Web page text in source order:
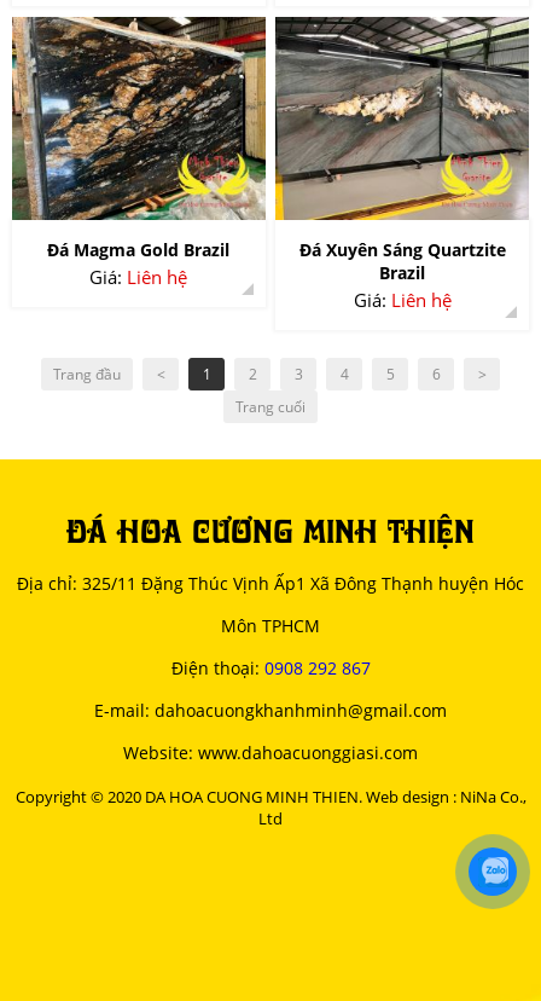
Đá Magma Gold Brazil
Giá: Liên hệ
Đá Xuyên Sáng Quartzite
Brazil
Giá: Liên hệ
Trang đầu < 1 2 3 4 5 6
>
Trang cuối
ĐÁ HOA CƯƠNG MINH THIỆN
Địa chỉ: 325/11 Đặng Thúc Vịnh Ấp1 Xã Đông Thạnh huyện Hóc
Môn TPHCM
Điện thoại: 0908 292 867
E-mail: dahoacuongkhanhminh@gmail.com
Website: www.dahoacuonggiasi.com
Copyright © 2020 DA HOA CUONG MINH THIEN. Web design : NiNa Co.,
Ltd